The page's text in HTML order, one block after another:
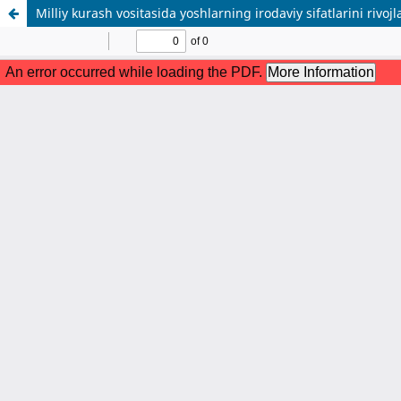
Milliy kurash vositasida yoshlarning irodaviy sifatlarini